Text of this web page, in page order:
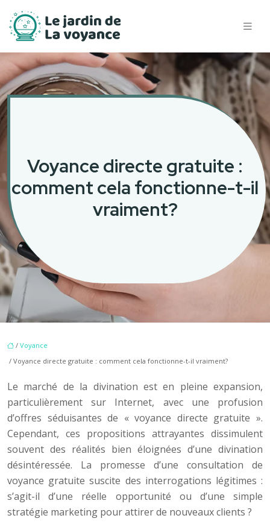
Voyance directe gratuite :
comment cela fonctionne-t-il
vraiment?
/ Voyance
/ Voyance directe gratuite : comment cela fonctionne-t-il vraiment?
Le marché de la divination est en pleine expansion,
particulièrement sur Internet, avec une profusion
d’offres séduisantes de « voyance directe gratuite ».
Cependant, ces propositions attrayantes dissimulent
souvent des réalités bien éloignées d’une divination
désintéressée. La promesse d’une consultation de
voyance gratuite suscite des interrogations légitimes :
s’agit-il d’une réelle opportunité ou d’une simple
stratégie marketing pour attirer de nouveaux clients ?